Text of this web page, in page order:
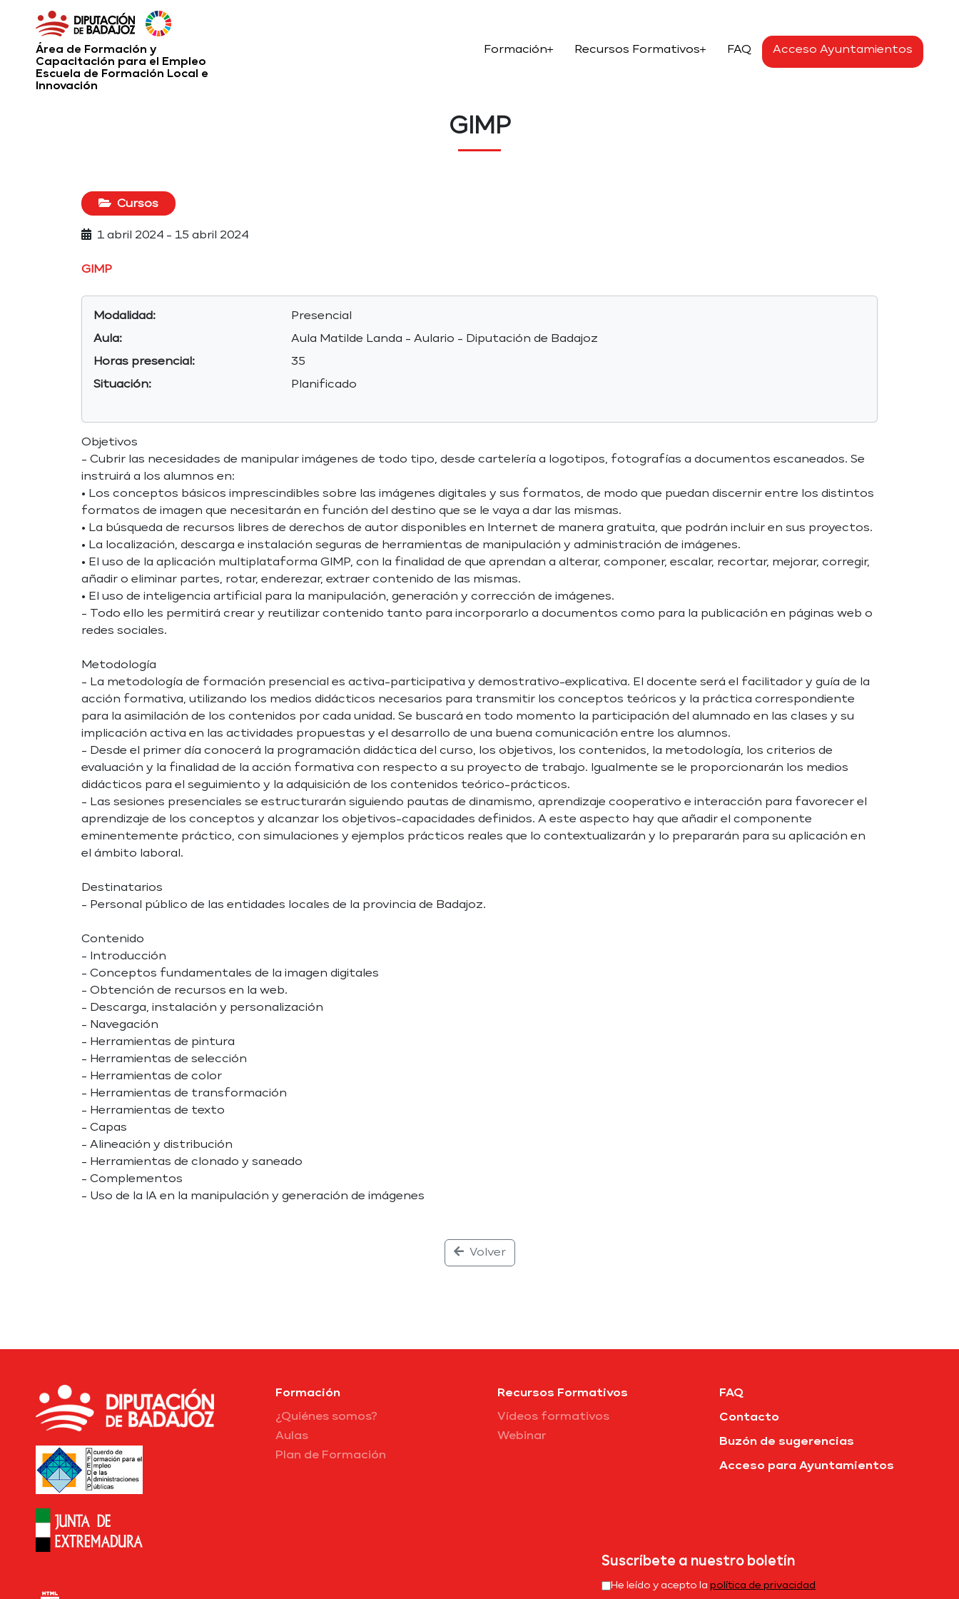
Área de Formación y
Capacitación para el Empleo
Escuela de Formación Local e
Innovación
Formación Recursos Formativos FAQ Acceso Ayuntamientos
GIMP
Cursos
1 abril 2024 - 15 abril 2024
GIMP
Modalidad:
Presencial
Aula:
Aula Matilde Landa - Aulario - Diputación de Badajoz
Horas presencial:
35
Situación:
Planificado
Objetivos
- Cubrir las necesidades de manipular imágenes de todo tipo, desde cartelería a logotipos, fotografías a documentos escaneados. Se
instruirá a los alumnos en:
• Los conceptos básicos imprescindibles sobre las imágenes digitales y sus formatos, de modo que puedan discernir entre los distintos
formatos de imagen que necesitarán en función del destino que se le vaya a dar las mismas.
• La búsqueda de recursos libres de derechos de autor disponibles en Internet de manera gratuita, que podrán incluir en sus proyectos.
• La localización, descarga e instalación seguras de herramientas de manipulación y administración de imágenes.
• El uso de la aplicación multiplataforma GIMP, con la finalidad de que aprendan a alterar, componer, escalar, recortar, mejorar, corregir,
añadir o eliminar partes, rotar, enderezar, extraer contenido de las mismas.
• El uso de inteligencia artificial para la manipulación, generación y corrección de imágenes.
- Todo ello les permitirá crear y reutilizar contenido tanto para incorporarlo a documentos como para la publicación en páginas web o
redes sociales.
Metodología
- La metodología de formación presencial es activa-participativa y demostrativo-explicativa. El docente será el facilitador y guía de la
acción formativa, utilizando los medios didácticos necesarios para transmitir los conceptos teóricos y la práctica correspondiente
para la asimilación de los contenidos por cada unidad. Se buscará en todo momento la participación del alumnado en las clases y su
implicación activa en las actividades propuestas y el desarrollo de una buena comunicación entre los alumnos.
- Desde el primer día conocerá la programación didáctica del curso, los objetivos, los contenidos, la metodología, los criterios de
evaluación y la finalidad de la acción formativa con respecto a su proyecto de trabajo. Igualmente se le proporcionarán los medios
didácticos para el seguimiento y la adquisición de los contenidos teórico-prácticos.
- Las sesiones presenciales se estructurarán siguiendo pautas de dinamismo, aprendizaje cooperativo e interacción para favorecer el
aprendizaje de los conceptos y alcanzar los objetivos-capacidades definidos. A este aspecto hay que añadir el componente
eminentemente práctico, con simulaciones y ejemplos prácticos reales que lo contextualizarán y lo prepararán para su aplicación en
el ámbito laboral.
Destinatarios
- Personal público de las entidades locales de la provincia de Badajoz.
Contenido
- Introducción
- Conceptos fundamentales de la imagen digitales
- Obtención de recursos en la web.
- Descarga, instalación y personalización
- Navegación
- Herramientas de pintura
- Herramientas de selección
- Herramientas de color
- Herramientas de transformación
- Herramientas de texto
- Capas
- Alineación y distribución
- Herramientas de clonado y saneado
- Complementos
- Uso de la IA en la manipulación y generación de imágenes
Volver
Formación
¿Quiénes somos?
Aulas
Plan de Formación
Recursos Formativos
Vídeos formativos
Webinar
FAQ
Contacto
Buzón de sugerencias
Acceso para Ayuntamientos
Suscríbete a nuestro boletín
He leído y acepto la política de privacidad